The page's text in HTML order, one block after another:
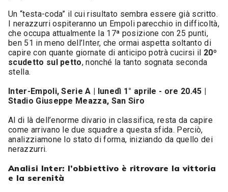
Un “testa-coda” il cui risultato sembra essere già scritto.
I nerazzurri ospiteranno un Empoli parecchio in difficoltà,
che occupa attualmente la 17ª posizione con 25 punti,
ben 51 in meno dell’Inter, che ormai aspetta soltanto di
capire con quante giornate di anticipo potrà cucirsi il 20º
scudetto sul petto, nonché la tanto sognata seconda
stella.
Inter-Empoli, Serie A | lunedì 1° aprile - ore 20.45 |
Stadio Giuseppe Meazza, San Siro
Al di là dell’enorme divario in classifica, resta da capire
come arrivano le due squadre a questa sfida. Perciò,
analizziamone lo stato di forma, iniziando da quello dei
nerazzurri.
Analisi Inter: l’obbiettivo è ritrovare la vittoria
e la serenità